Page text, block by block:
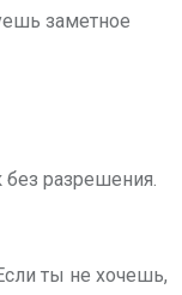
заметное
без разрешения.
ты не хочешь,